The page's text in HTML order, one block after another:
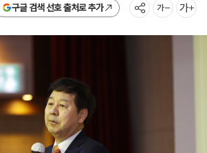
구글 검색 선호 출처로 추가